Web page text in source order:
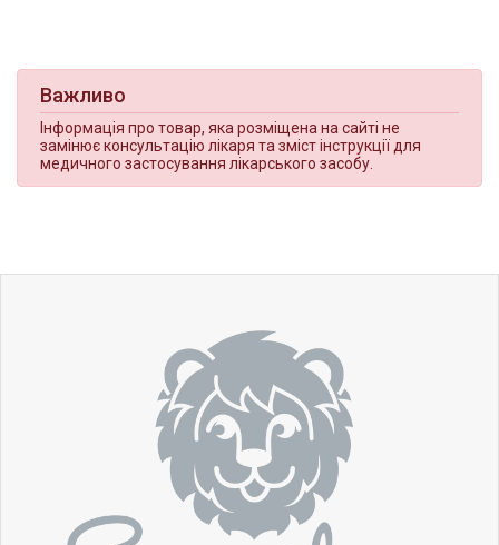
Важливо
Інформація про товар, яка розміщена на сайті не
замінює консультацію лікаря та зміст інструкції для
медичного застосування лікарського засобу.